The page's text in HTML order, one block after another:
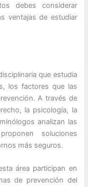
debes considerar
ventajas de estudiar
que estudia
los factores que las
A través de
la psicología, la
analizan las
soluciones
más seguros.
área participan en
de prevención del